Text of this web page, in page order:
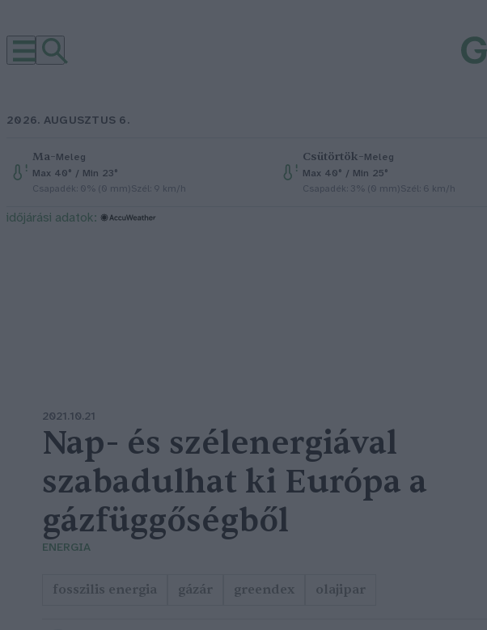
2026. AUGUSZTUS 6.
Ma–Meleg
Max 40° / Min 23°
Csapadék: 0% (0 mm)Szél: 9 km/h
Csütörtök–Meleg
Max 40° / Min 25°
Csapadék: 3% (0 mm)Szél: 6 km/h
időjárási adatok:
2021.10.21
Nap- és szélenergiával
szabadulhat ki Európa a
gázfüggőségből
ENERGIA
fosszilis energia gázár greendex olajipar